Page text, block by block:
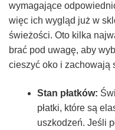
wymagające
więc ich wygląd już w
świeżości. Oto kilka
brać pod uwagę, aby
cieszyć oko i zachowają
Stan płatków:
płatki, które są
uszkodzeń. Jeśli